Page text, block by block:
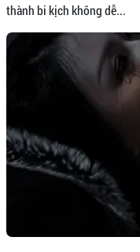
thành bi kịch không dễ...